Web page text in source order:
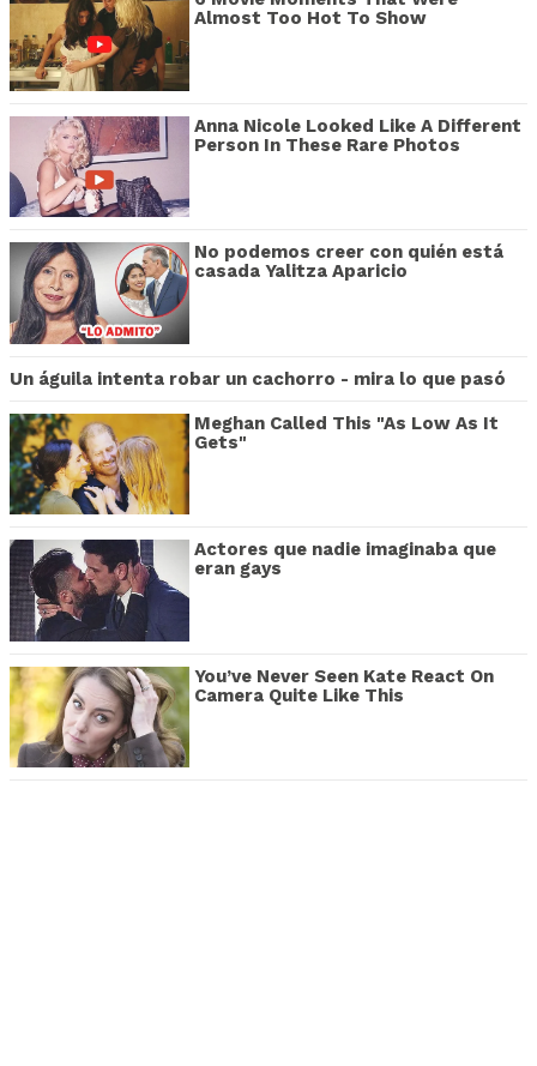
Almost Too Hot To Show
Anna Nicole Looked Like A Different
Person In These Rare Photos
No podemos creer con quién está
casada Yalitza Aparicio
Un águila intenta robar un cachorro - mira lo que pasó
Meghan Called This "As Low As It
Gets"
Actores que nadie imaginaba que
eran gays
You’ve Never Seen Kate React On
Camera Quite Like This